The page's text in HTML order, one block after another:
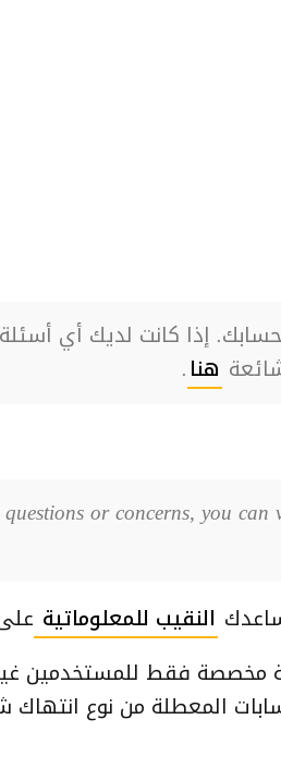
إذا كانت لديك أي أسئلة
‏هنا‏.
or concerns, you
النقيب للمعلوماتية
مخصصة فقط للمستخدمين
المعطلة من نوع